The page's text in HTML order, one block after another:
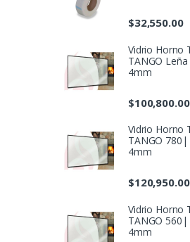
$32,550.00
Vidrio Horno
TANGO
4mm
$100,800.00
Vidrio Horno
TANGO 780|
4mm
$120,950.00
Vidrio Horno
TANGO 560|
4mm